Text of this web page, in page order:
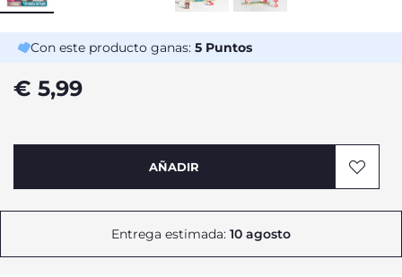
Con este producto ganas: 5 Puntos
€ 5,99
AÑADIR
Entrega estimada: 10 agosto